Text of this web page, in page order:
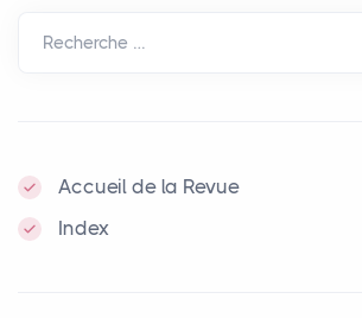
Recherche …
Accueil de la Revue
Index